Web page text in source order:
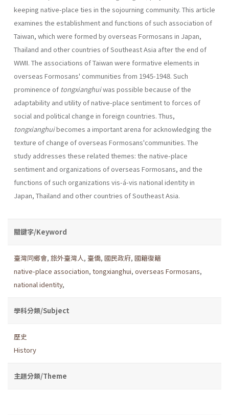
keeping native-place ties in the sojourning community. This article
examines the establishment and functions of such association of
Taiwan, which were formed by overseas Formosans in Japan,
Thailand and other countries of Southeast Asia after the end of
WWII. The associations of Taiwan were formative elements in
overseas Formosans' communities from 1945-1948. Such
prominence of tongxianghuiwas possible because of the
adaptability and utility of native-place sentiment to forces of
social and political change in foreign countries. Thus,
tongxianghuibecomes a important arena for acknowledging the
texture of change of overseas Formosans'communities. The
study addresses these related themes: the native-place
sentiment and organizations of overseas Formosans, and the
functions of such organizations vis-á-vis national identity in
Japan, Thailand and other countries of Southeast Asia.
關鍵字/Keyword
臺灣同鄉會, 旅外臺灣人, 臺僑, 國民政府, 國籍復籍
native-place association, tongxianghui, overseas Formosans,
national identity,
學科分類/Subject
歷史
History
主題分類/Theme